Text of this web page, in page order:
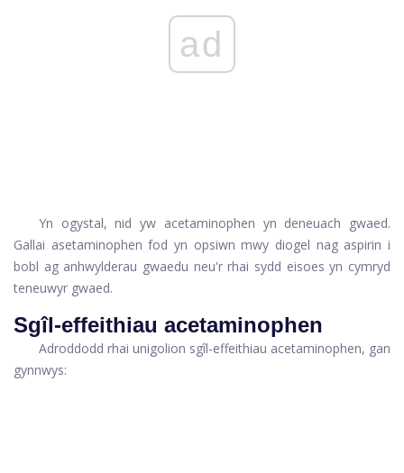
ad
Yn ogystal, nid yw acetaminophen yn deneuach gwaed.
Gallai asetaminophen fod yn opsiwn mwy diogel nag aspirin i
bobl ag anhwylderau gwaedu neu'r rhai sydd eisoes yn cymryd
teneuwyr gwaed.
Sgîl-effeithiau acetaminophen
Adroddodd rhai unigolion sgîl-effeithiau acetaminophen, gan
gynnwys: